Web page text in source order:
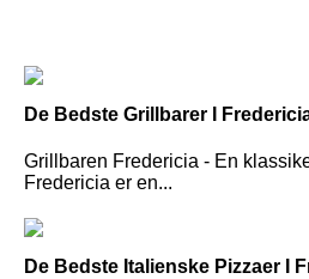
De Bedste Grillbarer I
Grillbaren Fredericia - En
Fredericia er en...
De Bedste Italienske Pizzaer I